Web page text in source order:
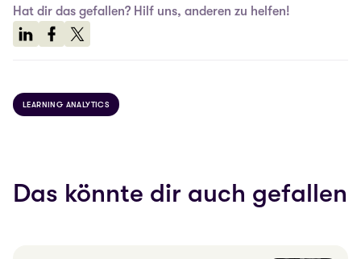
Hat dir das gefallen? Hilf uns, anderen zu helfen!
LEARNING ANALYTICS
Das könnte dir auch gefallen